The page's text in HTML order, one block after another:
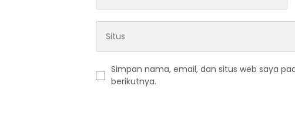
Simpan nama, email, dan situs web saya
berikutnya.